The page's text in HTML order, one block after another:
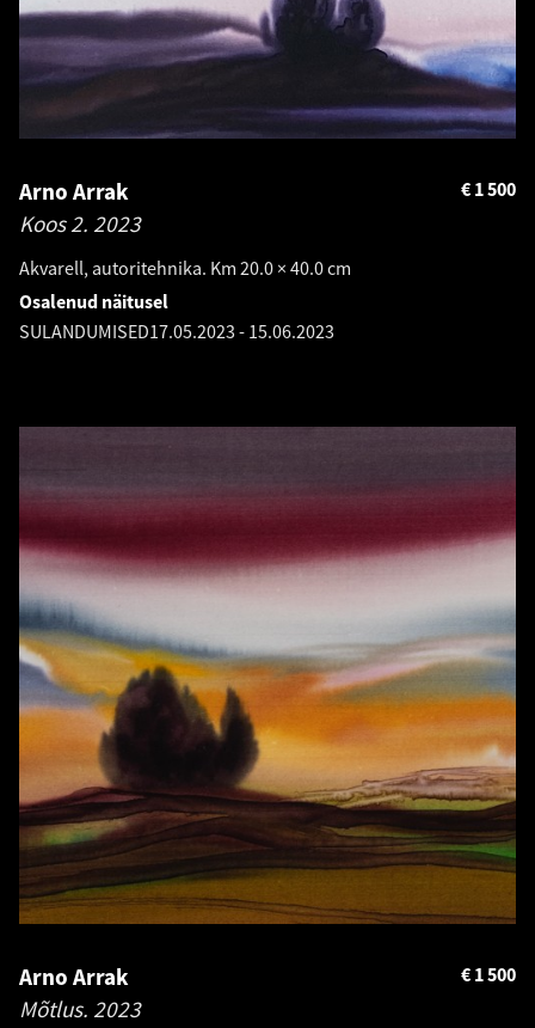
Arno Arrak
Koos 2. 2023
Akvarell, autoritehnika. Km 20.0 × 40.0 cm
1 500
€
Osalenud näitusel
SULANDUMISED17.05.2023 - 15.06.2023
Arno Arrak
Mõtlus. 2023
1 500
€